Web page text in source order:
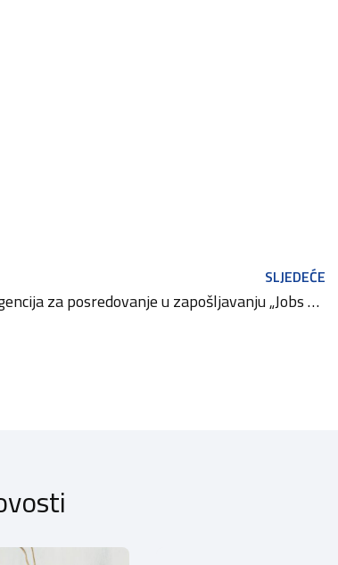
SLJEDEĆE
Agencija za posredovanje u zapošljavanju „Jobs Gračanica“